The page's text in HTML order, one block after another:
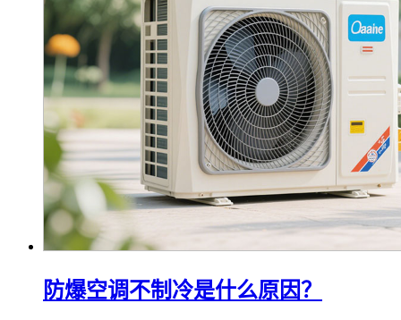
防爆空调不制冷是什么原因？